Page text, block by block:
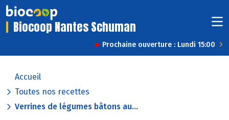
Biocoop Nantes Schuman
Prochaine ouverture : Lundi 15:00
Accueil
Toutes nos recettes
Verrines de légumes bâtons au...